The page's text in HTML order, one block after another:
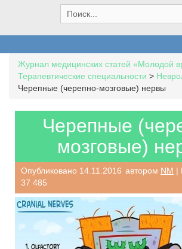
e
a
h
f
o
Журнал медицинских статей «Молодой
Терапевтические специальности >
Черепные (черепно-мозговые) нервы
Черепные
мозговые)
Опубликовано 14.11.2016 автором NM |
37 485